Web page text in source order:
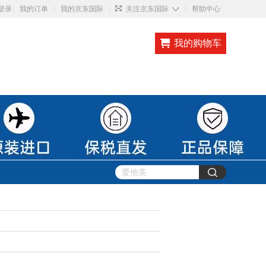
录 我的订单 我的京东国际 关注京东国际 ◇ 帮助中心
我的购物车